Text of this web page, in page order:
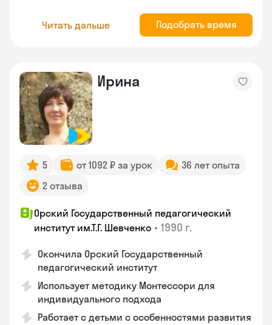
Читать дальше Подобрать время
Ирина
5 от 1092 ₽ за урок
36 лет опыта
2 отзыва
Орский Государственный педагогический
институт им.Т.Г. Шевченко • 1990 г.
Окончила Орский Государственный
педагогический институт
Использует методику Монтессори для
индивидуального подхода
Работает с детьми с особенностями развития